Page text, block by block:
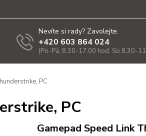
Nevíte si rady? Zavolejte.
+420 603 864 024
(Po-Pá, 8.30-17.00 hod. So 8.30-
PC
PC
Gamepad Speed Link